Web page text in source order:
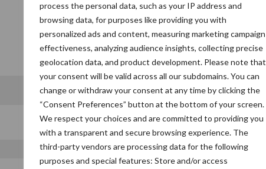
process the personal data, such as your IP address and
browsing data, for purposes like providing you with
personalized ads and content, measuring marketing campaign
effectiveness, analyzing audience insights, collecting precise
geolocation data, and product development. Please note that
your consent will be valid across all our subdomains. You can
change or withdraw your consent at any time by clicking the
“Consent Preferences” button at the bottom of your screen.
We respect your choices and are committed to providing you
with a transparent and secure browsing experience. The
third-party vendors are processing data for the following
purposes and special features: Store and/or access